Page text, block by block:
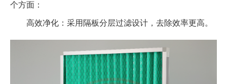
个方面：
高效净化：采用隔板分层过滤设计，去除效率更高。